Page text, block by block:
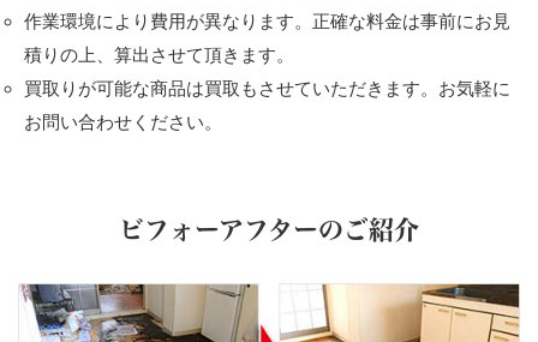
作業環境により費用が異なります。正確な料金は事前にお見
積りの上、算出させて頂きます。
買取りが可能な商品は買取もさせていただきます。お気軽に
お問い合わせください。
ビフォーアフターのご紹介